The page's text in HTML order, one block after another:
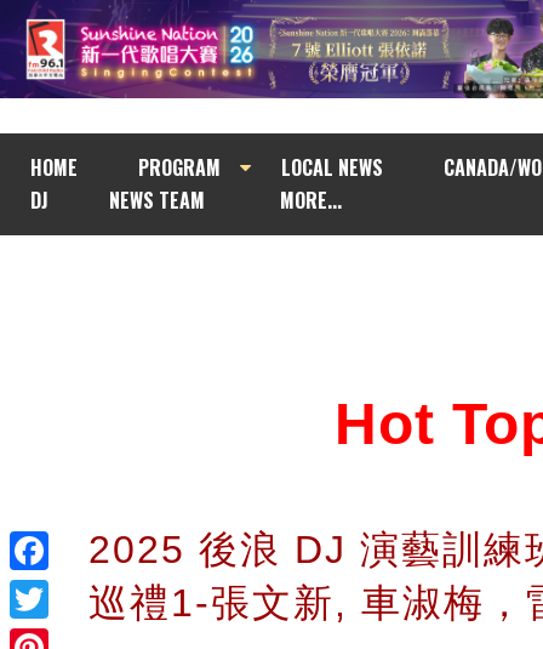
HOME PROGRAM LOCAL NEWS
CANADA/
DJ
NEWS TEAM MORE...
Facebook
Twitter
Hot
2025 後浪 DJ 演藝訓練
巡禮1-張文新, 車淑梅，